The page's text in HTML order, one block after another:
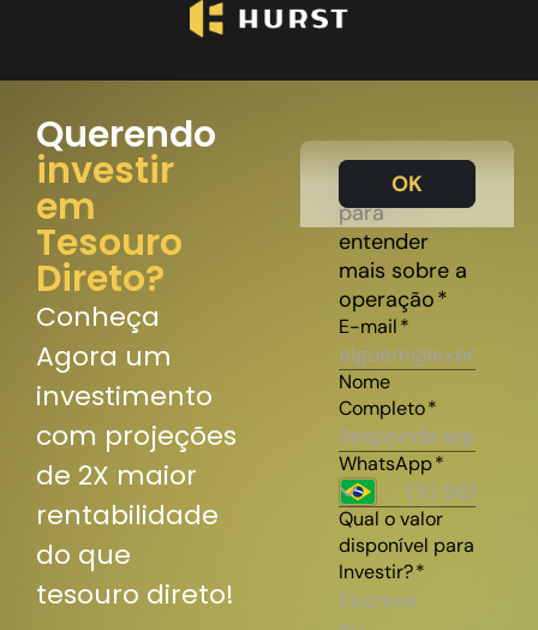
Querendo
investir
em
Tesouro
Direto?
Conheça
Agora um
investimento
com projeções
de 2X maior
rentabilidade
do que
tesouro direto!